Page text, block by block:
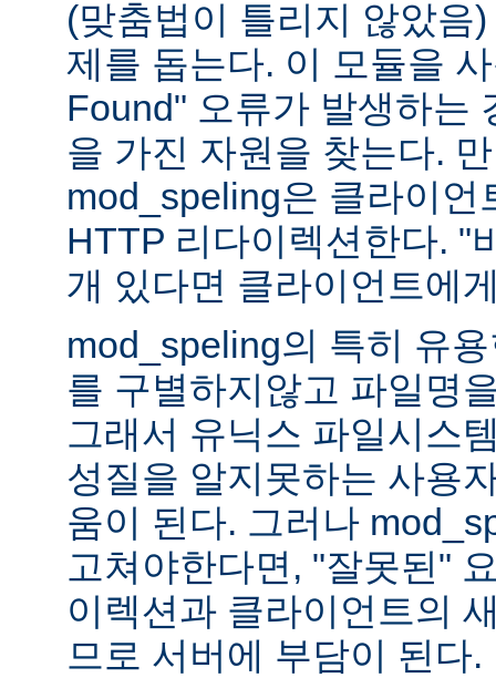
(맞춤법이 틀리지 않았음
제를 돕는다. 이 모듈을
Found" 오류가 발생하는
을 가진 자원을 찾는다.
mod_speling은 클라이언
HTTP 리다이렉션한다. "
개 있다면 클라이언트에
mod_speling의 특히 유
를 구별하지않고 파일명
그래서 유닉스 파일시스
성질을 알지못하는 사용
움이 된다. 그러나
고쳐야한다면, "잘못된"
이렉션과 클라이언트의
므로 서버에 부담이 된다.